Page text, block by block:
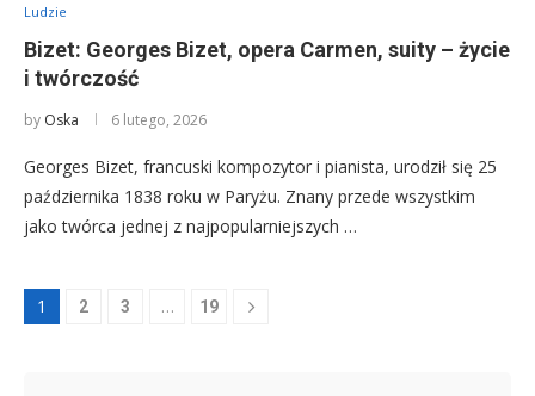
Ludzie
Bizet: Georges Bizet, opera Carmen, suity – życie
i twórczość
by Oska 6 lutego, 2026
Georges Bizet, francuski kompozytor i pianista, urodził się 25
października 1838 roku w Paryżu. Znany przede wszystkim
jako twórca jednej z najpopularniejszych …
1 2 3 … 19